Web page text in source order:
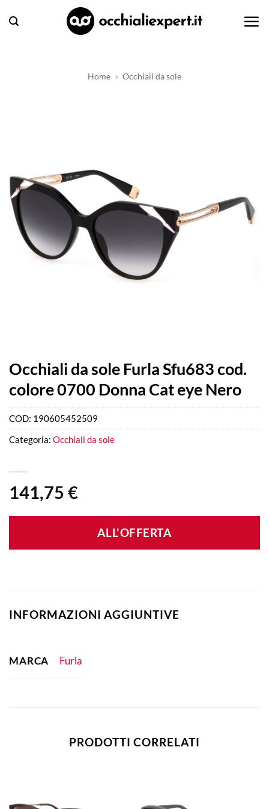
Home » Occhiali da sole
Occhiali da sole Furla Sfu683 cod.
colore 0700 Donna Cat eye Nero
141,75 €
ALL'OFFERTA
COD: 190605452509
Categoria: Occhiali da sole
INFORMAZIONI AGGIUNTIVE
MARCA Furla
PRODOTTI CORRELATI